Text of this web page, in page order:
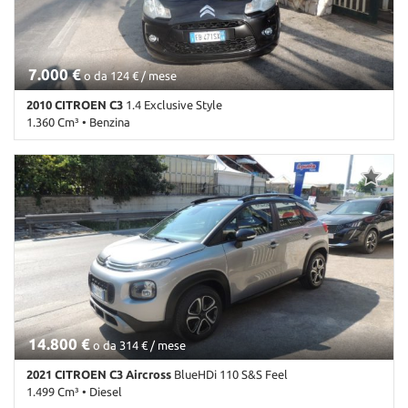
7.000 €o da 124 € / mese
2010 CITROEN C3 1.4 Exclusive Style
1.360 Cm³ • Benzina
70.000 Km • Cambio Manuale (5) • Nero metallizzato • 5 Porte •
ABS • Airbag • Airbag laterali • Airbag Passeggero • Airbag testa •
Autoradio • Bracciolo • Cerchi in lega • Chiusura centralizzata •
Climatizzatore • Cruise Control • Fendinebbia • Immobilizzatore
elettronico • Interni in pelle • Sensori di parcheggio posteriori •
Servosterzo • Specchietti laterali elettrici
14.800 €o da 314 € / mese
2021 CITROEN C3 Aircross BlueHDi 110 S&S Feel
1.499 Cm³ • Diesel